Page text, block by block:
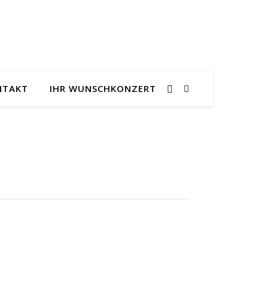
IHR WUNSCHKONZERT